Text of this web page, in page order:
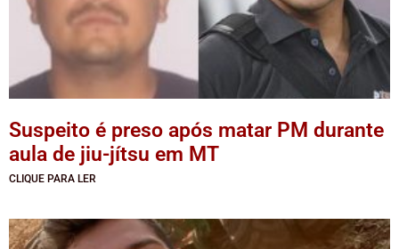
Suspeito é preso após matar PM durante
aula de jiu-jítsu em MT
CLIQUE PARA LER